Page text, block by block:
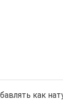
как